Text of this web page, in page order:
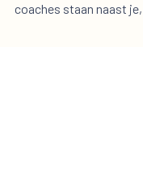
coaches staan naast